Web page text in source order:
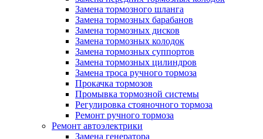
Замена тормозного шланга
Замена тормозных барабанов
Замена тормозных дисков
Замена тормозных колодок
Замена тормозных суппортов
Замена тормозных цилиндров
Замена троса ручного тормоза
Прокачка тормозов
Промывка тормозной системы
Регулировка стояночного тормоза
Ремонт ручного тормоза
Ремонт автоэлектрики
Замена генератора